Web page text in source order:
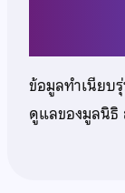
ข้อมูลทำเนียบ
ดูแลของมูลนิธิ